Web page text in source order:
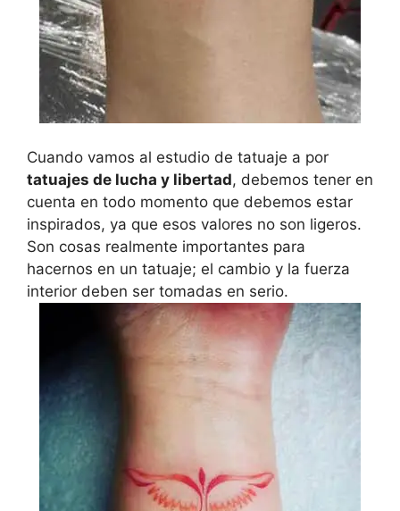
Cuando vamos al estudio de tatuaje a por
tatuajes de lucha y libertad, debemos tener en
cuenta en todo momento que debemos estar
inspirados, ya que esos valores no son ligeros.
Son cosas realmente importantes para
hacernos en un tatuaje; el cambio y la fuerza
interior deben ser tomadas en serio.